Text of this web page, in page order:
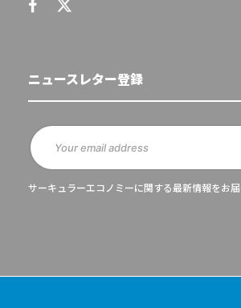
ニュースレター登録
サーキュラーエコノミーに関する最新情報をお届